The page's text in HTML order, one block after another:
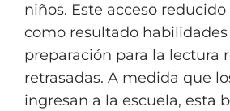
niños. Este acceso
como resultado habilidades
preparación para la lectura
retrasadas. A medida que
ingresan a la escuela, esta